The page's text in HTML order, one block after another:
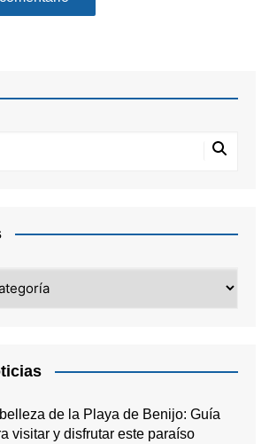
de la Playa de Benijo: Guía
visitar y disfrutar este paraíso